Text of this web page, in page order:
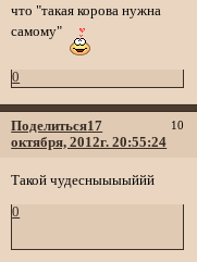
что "такая корова нужна
самому"
0
Поделиться 10
17
октября, 2012г. 20:55:24
Такой чудесныыыыййй
0